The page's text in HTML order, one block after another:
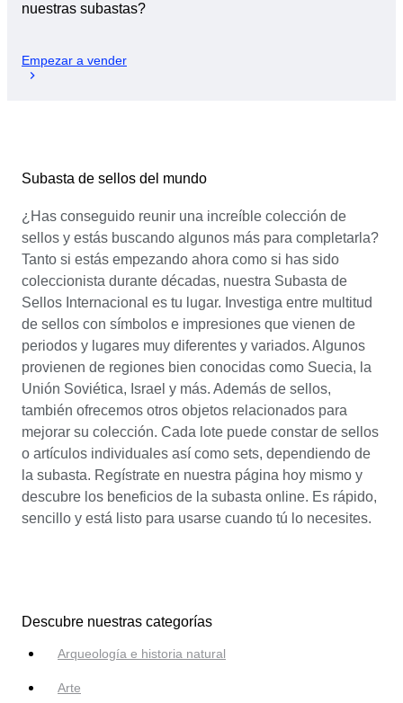
nuestras subastas?
Empezar a vender
Subasta de sellos del mundo
¿Has conseguido reunir una increíble colección de
sellos y estás buscando algunos más para completarla?
Tanto si estás empezando ahora como si has sido
coleccionista durante décadas, nuestra Subasta de
Sellos Internacional es tu lugar. Investiga entre multitud
de sellos con símbolos e impresiones que vienen de
periodos y lugares muy diferentes y variados. Algunos
provienen de regiones bien conocidas como Suecia, la
Unión Soviética, Israel y más. Además de sellos,
también ofrecemos otros objetos relacionados para
mejorar su colección. Cada lote puede constar de sellos
o artículos individuales así como sets, dependiendo de
la subasta. Regístrate en nuestra página hoy mismo y
descubre los beneficios de la subasta online. Es rápido,
sencillo y está listo para usarse cuando tú lo necesites.
Descubre nuestras categorías
Arqueología e historia natural
Arte